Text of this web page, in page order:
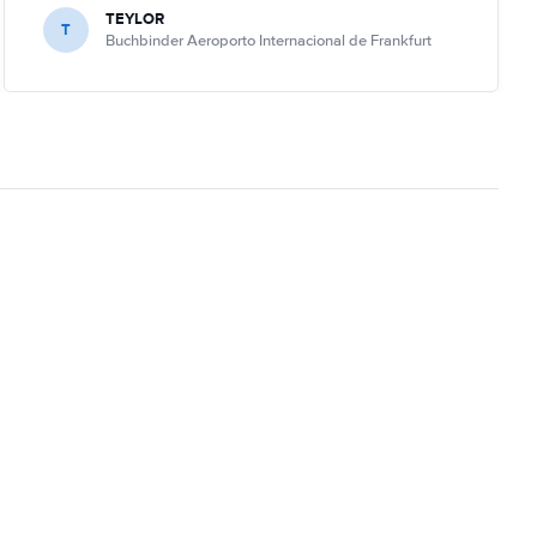
T TEYLOR
Buchbinder Aeroporto Internacional de Frankfurt